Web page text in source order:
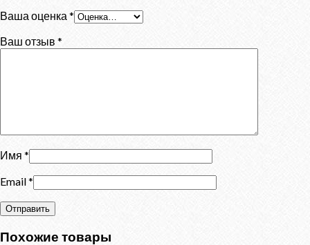
Ваша оценка *
Ваш отзыв *
Имя *
Email*
Похожие товары